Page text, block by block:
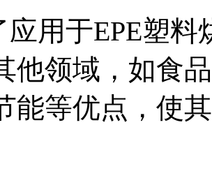
应用于EPE塑
他领域，如食
能等优点，使